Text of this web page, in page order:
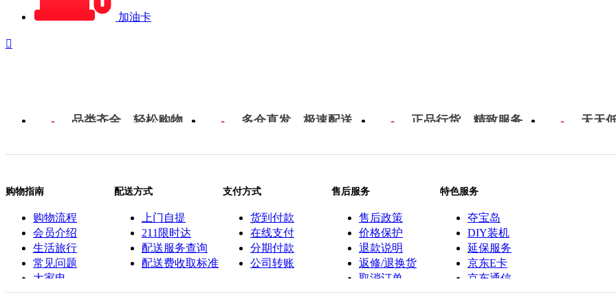
加油卡

品类齐全，轻松购物 多仓直发，极速配送 正品行货，精致服务 天天
购物指南
购物流程
会员介绍
生活旅行
常见问题
大家电
联系客服
配送方式
上门自提
211限时达
配送服务查询
配送费收取标准
支付方式
货到付款
在线支付
分期付款
公司转账
售后服务
售后政策
价格保护
退款说明
返修/退换货
取消订单
特色服务
夺宝岛
DIY装机
延保服务
京东E卡
京东通信
京鱼座智能